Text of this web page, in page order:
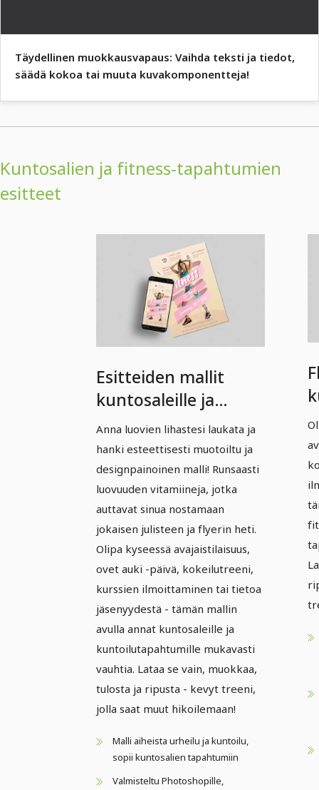
Täydellinen muokkausvapaus: Vaihda teksti ja tiedot,
säädä kokoa tai muuta kuvakomponentteja!
Kuntosalien ja fitness-tapahtumien
esitteet
Esitteiden mallit
kuntosaleille ja
kuntoilutapahtumille
– Versio 1
Anna luovien lihastesi laukata ja
hanki esteettisesti muotoiltu ja
designpainoinen malli! Runsaasti
luovuuden vitamiineja, jotka
auttavat sinua nostamaan
jokaisen julisteen ja flyerin heti.
Olipa kyseessä avajaistilaisuus,
ovet auki -päivä, kokeilutreeni,
kurssien ilmoittaminen tai tietoa
jäsenyydestä - tämän mallin
avulla annat kuntosaleille ja
kuntoilutapahtumille mukavasti
vauhtia. Lataa se vain, muokkaa,
tulosta ja ripusta - kevyt treeni,
jolla saat muut hikoilemaan!
Malli aiheista urheilu ja kuntoilu,
sopii kuntosalien tapahtumiin
Valmisteltu Photoshopille,